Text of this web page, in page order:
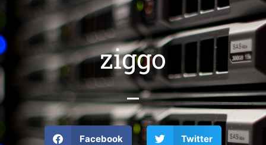
ziggo
Facebook Twitter